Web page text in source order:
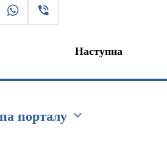
Наступна
порталу